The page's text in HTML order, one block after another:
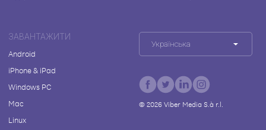
ЗАВАНТАЖИТИ
Android
iPhone & iPad
Windows PC
Mac
Linux
Українська
© 2026Viber Media S.à r.l.